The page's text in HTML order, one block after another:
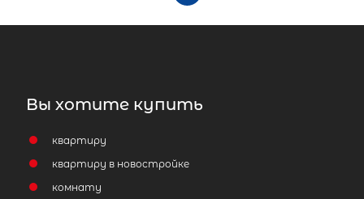
Вы хотите купить
квартиру
квартиру в новостройке
комнату